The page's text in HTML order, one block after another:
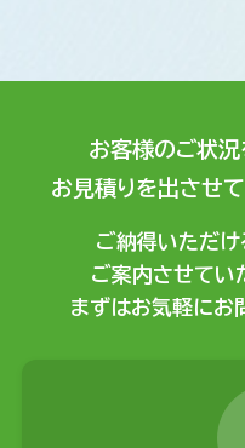
お客様のご状
お見積りを出させ
ご納得いただ
ご案内させてい
まずはお気軽にお